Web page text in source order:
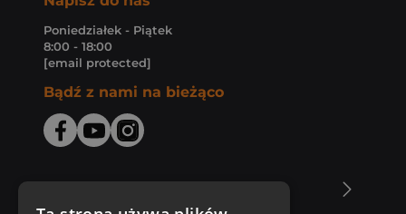
Poniedziałek - Piątek
8:00 - 18:00
[email protected]
Bądź z nami na bieżąco